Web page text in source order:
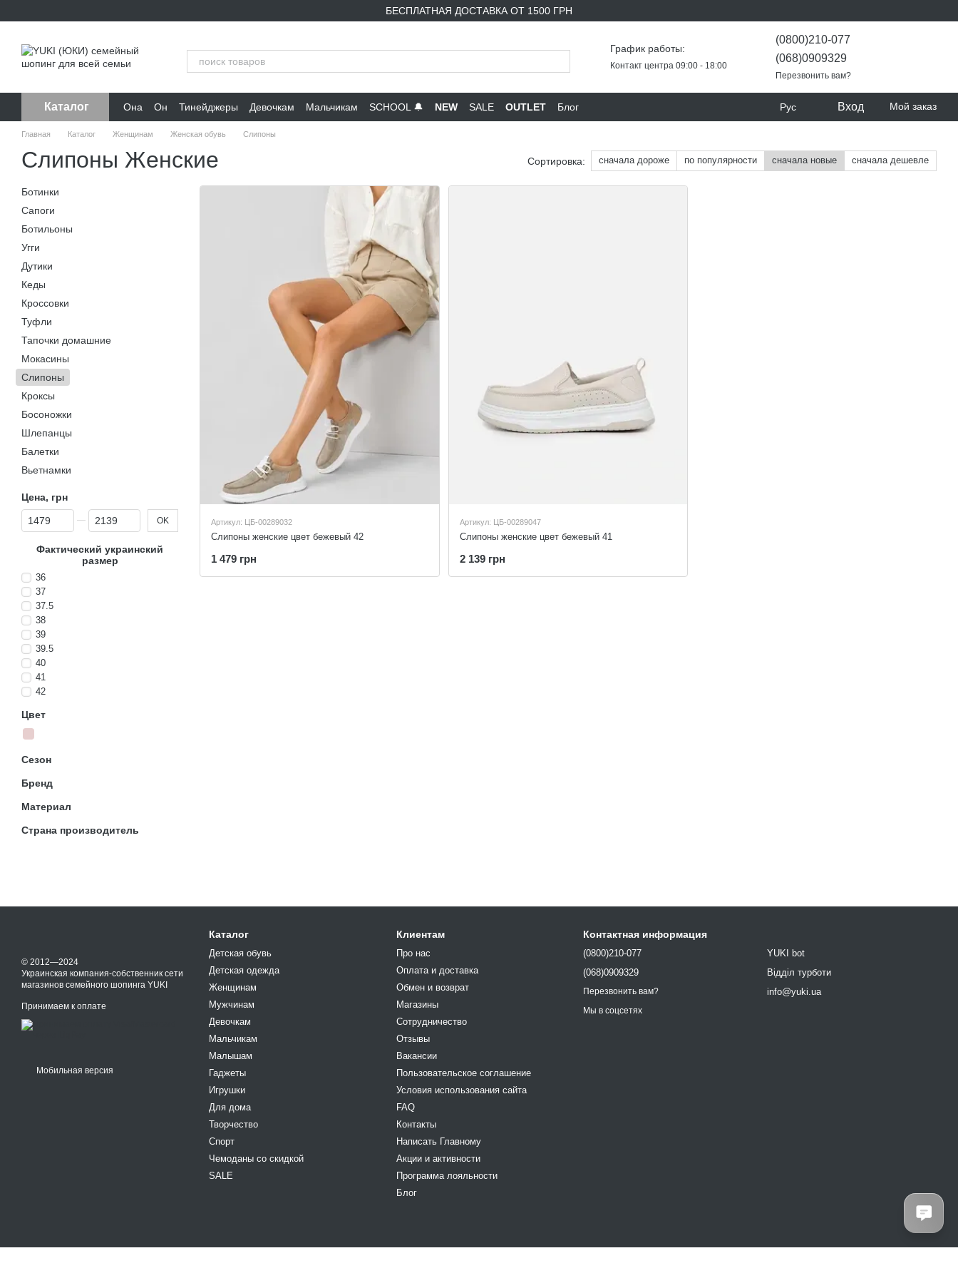
БЕСПЛАТНАЯ ДОСТАВКА ОТ 1500 ГРН
График работы:
Контакт центра 09:00 - 18:00
(0800)210-077
(068)0909329
Перезвонить вам?
Каталог Она Он Тинейджеры Девочкам Мальчикам SCHOOL 🔔 NEW SALE OUTLET Блог Рус Вход Мой заказ
Главная Каталог Женщинам Женская обувь Слипоны
Слипоны Женские Сортировка: сначала дороже по популярности сначала новые сначала дешевле
Артикул: ЦБ-00289032
Слипоны женские цвет бежевый 42
1 479 грн
Артикул: ЦБ-00289047
Слипоны женские цвет бежевый 41
2 139 грн
Ботинки
Сапоги
Ботильоны
Угги
Дутики
Кеды
Кроссовки
Туфли
Тапочки домашние
Мокасины
Слипоны
Кроксы
Босоножки
Шлепанцы
Балетки
Вьетнамки
Цена, грн
От Цена, грн
До Цена, грн OK
Фактический украинский
размер
36
37
37.5
38
39
39.5
40
41
42
Цвет
Сезон
Бренд
Материал
Страна производитель
© 2012—2024
Украинская компания-собственник сети
магазинов семейного шопинга YUKI
Принимаем к оплате
Мобильная версия
Каталог
Детская обувь
Детская одежда
Женщинам
Мужчинам
Девочкам
Мальчикам
Малышам
Гаджеты
Игрушки
Для дома
Творчество
Спорт
Чемоданы со скидкой
SALE
Клиентам
Про нас
Оплата и доставка
Обмен и возврат
Магазины
Сотрудничество
Отзывы
Вакансии
Пользовательское соглашение
Условия использования сайта
FAQ
Контакты
Написать Главному
Акции и активности
Программа лояльности
Блог
Контактная информация
(0800)210-077
(068)0909329
Перезвонить вам?
YUKI bot
Відділ турботи
info@yuki.ua
Мы в соцсетях